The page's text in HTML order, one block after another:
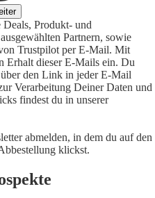
Deals, Produkt- und
Partnern, sowie
Trustpilot per E-Mail. Mit
Erhalt dieser E-Mails ein. Du
den Link in jeder E-Mail
Verarbeitung Deiner Daten und
findest du in unserer
abmelden, in dem du auf den
klickst.